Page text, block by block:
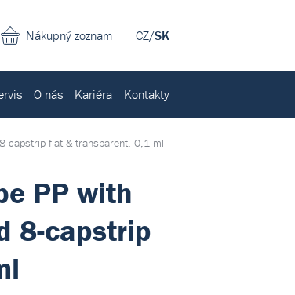
CZ/SK
Nákupný zoznam
O nás Kariéra Kontakty
capstrip flat & transparent, 0,1 ml
PP with
8-capstrip